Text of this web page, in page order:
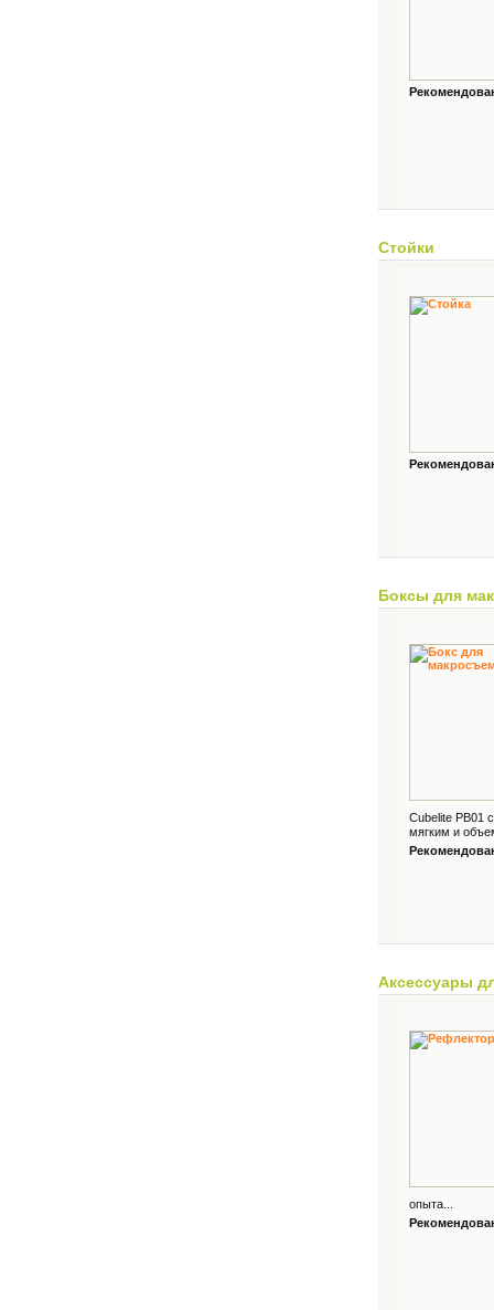
Стойки
Боксы для
Cubelite PB01
мягким и
Аксессуары
опыта...